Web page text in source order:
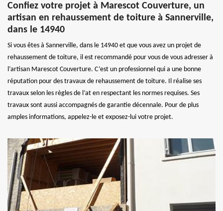
Confiez votre projet à Marescot Couverture, un
artisan en rehaussement de toiture à Sannerville,
dans le 14940
Si vous êtes à Sannerville, dans le 14940 et que vous avez un projet de
rehaussement de toiture, il est recommandé pour vous de vous adresser à
l’artisan Marescot Couverture. C’est un professionnel qui a une bonne
réputation pour des travaux de rehaussement de toiture. Il réalise ses
travaux selon les règles de l’at en respectant les normes requises. Ses
travaux sont aussi accompagnés de garantie décennale. Pour de plus
amples informations, appelez-le et exposez-lui votre projet.